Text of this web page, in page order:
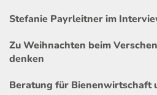
Stefanie Payrleitner im
Zu Weihnachten beim
denken
Beratung für Bienenwirtschaft